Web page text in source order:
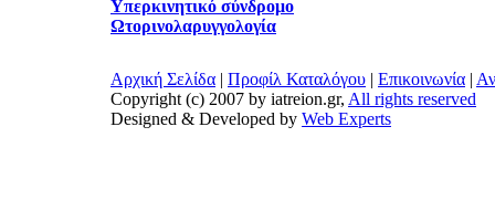
Υπερκινητικό σύνδρομο
Ωτορινολαρυγγολογία
Αρχική Σελίδα | Προφίλ Καταλόγου | Επικοινωνία |
Copyright (c) 2007 by iatreion.gr, All rights reserved
Designed & Developed by Web Experts